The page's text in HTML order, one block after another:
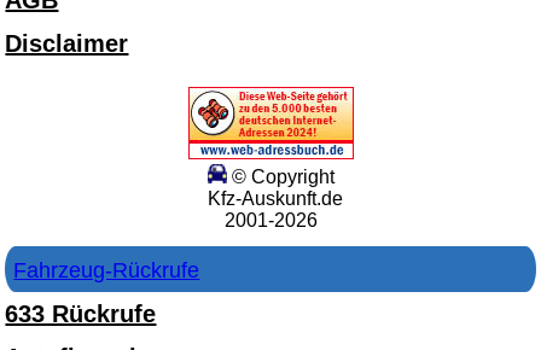
Disclaimer
© Copyright
Kfz-Auskunft.de
2001-2026
Fahrzeug-Rückrufe
633 Rückrufe